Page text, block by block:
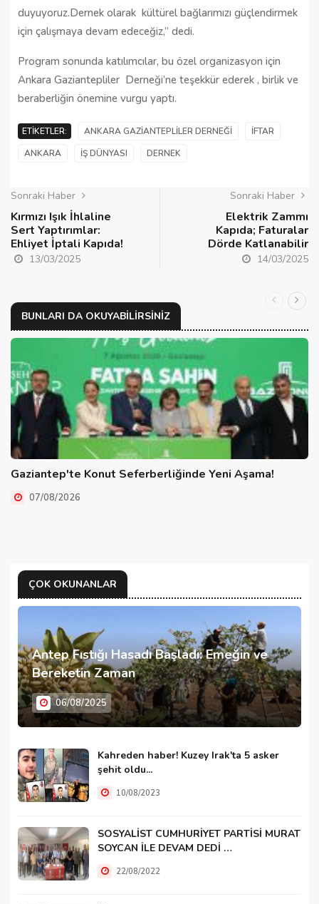
duyuyoruz.Dernek olarak kültürel bağlarımızı güçlendirmek
için çalışmaya devam edeceğiz,” dedi.
Program sonunda katılımcılar, bu özel organizasyon için
Ankara Gaziantepliler Derneği’ne teşekkür ederek , birlik ve
beraberliğin önemine vurgu yaptı.
ETIKETLER: ANKARA GAZIANTEPLILER DERNEĞI
İFTAR
ANKARA
İŞ DÜNYASI DERNEK
Sonraki Haber
Kırmızı Işık İhlaline
Sert Yaptırımlar:
Ehliyet İptali Kapıda!
13/03/2025
Sonraki Haber
Elektrik Zammı
Kapıda; Faturalar
Dörde Katlanabilir
14/03/2025
BUNLARI DA OKUYABILIRSINIZ
Gaziantep'te Konut Seferberliğinde Yeni Aşama!
07/08/2026
ÇOK OKUNANLAR
Antep Fıstığı Hasadı Başladı: Emeğin ve
Bereketin Zaman
06/08/2025
Kahreden haber! Kuzey Irak'ta 5 asker
şehit oldu...
10/08/2023
SOSYALİST CUMHURİYET PARTİSİ MURAT
SOYCAN İLE DEVAM DEDİ …
22/08/2022